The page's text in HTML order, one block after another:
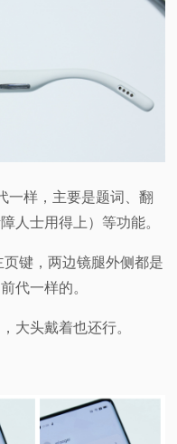
一样，主要是题词、翻
人士用得上）等功能。
键，两边镜腿外侧都是
代一样的。
大头戴着也还行。